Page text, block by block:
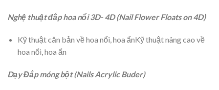
Nghệ thuật đắp hoa nổi 3D- 4D (Nail Flower Floats on 4D)
Kỹ thuật căn bản về hoa nổi, hoa ẩnKỹ thuật nâng cao về
hoa nổi, hoa ẩn
Dạy Đắp móng bột (Nails Acrylic Buder)